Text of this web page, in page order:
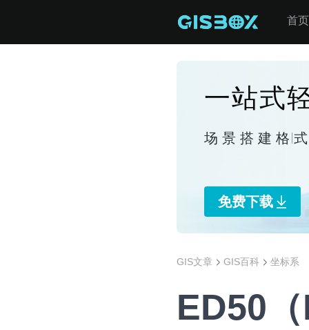
首页
一站式
场景搭建 格
免费下载
GIS文章 GIS百科 坐标系
ED50